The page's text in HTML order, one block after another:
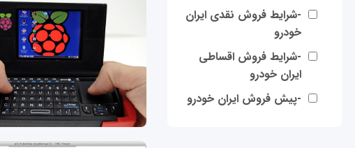
-شرایط فروش نقدی ایران
خودرو
-شرایط فروش اقساطی
ایران خودرو
-پیش فروش ایران خودرو